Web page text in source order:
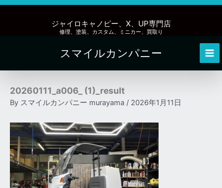
内
ッ
ジャイロキャノピー、X、UP専門店
修理、塗装、カスタム、ミニカー、買取り
スマイルカンパニー
20260111_a006_ (1)_result
By スマイルカンパニー murayama / 2026年1月11日